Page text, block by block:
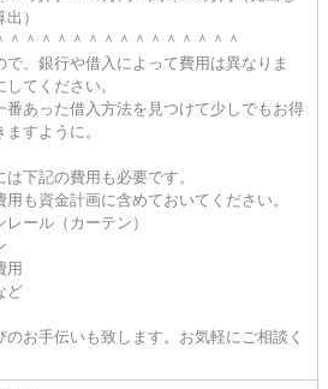
）
＾＾＾＾＾＾＾＾＾＾＾＾＾＾＾
、銀行や借入によって費用は異なりま
てください。
番あった借入方法を見つけて少しでもお得
すように。
下記の費用も必要です。
用も資金計画に含めておいてください。
レール（カーテン）
用
ど
お手伝いも致します。お気軽にご相談く